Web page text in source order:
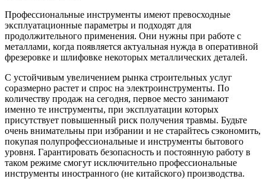
Профессиональные инструменты имеют превосходные
эксплуатационные параметры и подходят для
продолжительного применения. Они нужны при работе с
металлами, когда появляется актуальная нужда в оперативной
фрезеровке и шлифовке некоторых металлических деталей.
С устойчивым увеличением рынка строительных услуг
соразмерно растет и спрос на электроинструменты. По
количеству продаж на сегодня, первое место занимают
именно те инструменты, при эксплуатации которых
присутствует повышенный риск получения травмы. Будьте
очень внимательны при избрании и не старайтесь сэкономить,
покупая полупрофессиональные и инструменты бытового
уровня. Гарантировать безопасность и постоянную работу в
таком режиме смогут исключительно профессиональные
инструменты иностранного (не китайского) производства.